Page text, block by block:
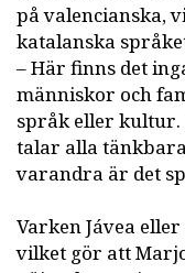
på valencianska,
katalanska
– Här finns det
människor och
språk eller
talar alla
varandra är det
Varken Jávea
vilket gör att